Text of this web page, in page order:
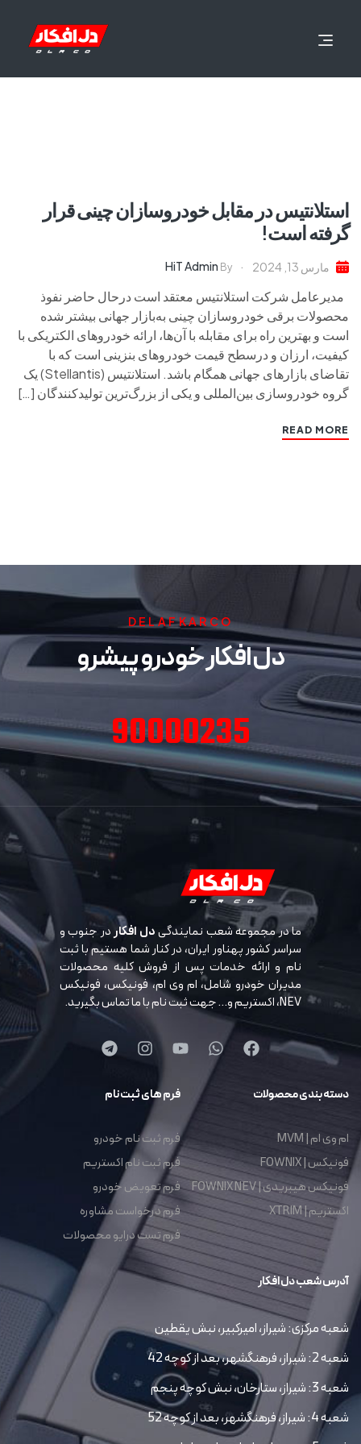
استلانتیس در مقابل خودروسازان چینی قرار
گرفته است!
مارس 13, 2024 By
HiT Admin
مدیرعامل شرکت استلانتیس معتقد است درحال حاضر نفوذ
محصولات برقی خودروسازان چینی به‌بازار جهانی بیشتر شده
است و بهترین راه برای مقابله با آن‌ها، ارائه خودروهای الکتریکی با
کیفیت، ارزان و درسطح قیمت خودروهای بنزینی است که با
تقاضای بازارهای جهانی همگام باشد. استلانتیس (Stellantis) یک
گروه خودروسازی بین‌المللی و یکی از بزرگ‌ترین تولیدکنندگان […]
READ MORE
DELAFKARCO
دل افکار خودرو پیشرو
90000235
ما در مجموعه شعب نمایندگیدل افکاردر جنوب و
سراسر کشور پهناور ایران، در کنار شما هستیم با ثبت
نام و ارائه خدمات پس از فروش کلیه محصولات
مدیران خودرو شامل، ام وی ام، فونیکس، فونیکس
NEV، اکستریم و… جهت ثبت نام با ما تماس بگیرید.
دسته بندی محصولات
ام وی ام | MVM
فونیکس | FOWNIX
فونیکس هیبریدی | FOWNIX NEV
اکستریم | XTRIM
فرم های ثبت نام
فرم ثبت نام خودرو
فرم ثبت نام اکستریم
فرم تعویض خودرو
فرم درخواست مشاوره
فرم تست درایو محصولات
آدرس شعب دل افکار
شعبه مرکزی: شیراز، امیرکبیر، نبش یقطین
شعبه 2: شیراز، فرهنگشهر، بعد از کوچه 42
شعبه 3: شیراز، ستارخان، نبش کوچه پنجم
شعبه 4: شیراز، فرهنگشهر، بعد از کوچه 52